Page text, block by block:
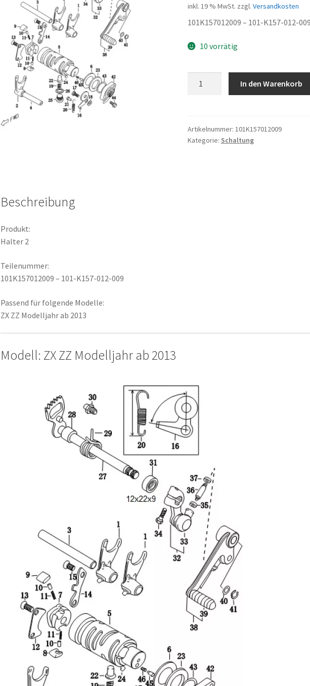
inkl. 19 % MwSt. zzgl. Versandkosten
101K157012009 – 101-K157-012-009
10 vorrätig
In den Warenkorb
Artikelnummer: 101K157012009
Kategorie: Schaltung
Beschreibung
Produkt:
Halter 2
Teilenummer:
101K157012009 – 101-K157-012-009
Passend für folgende Modelle:
ZX ZZ Modelljahr ab 2013
Modell: ZX ZZ Modelljahr ab 2013